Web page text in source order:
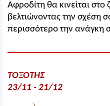
Αφροδίτη θα κινείται
βελτιώνοντας την σχέση
περισσότερο την ανάγκη
ΤΟΞΟΤΗΣ
23/11 - 21/12